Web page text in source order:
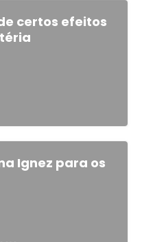
certos efeitos
Ignez para os